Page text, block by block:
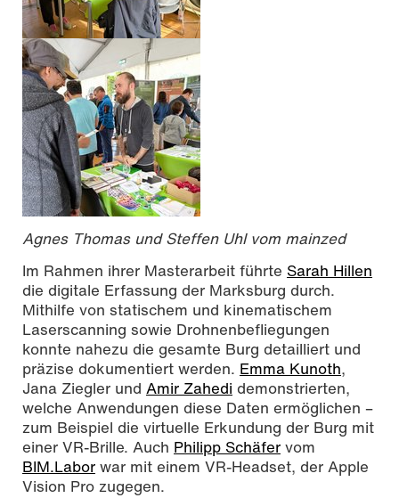
Agnes Thomas und Steffen Uhl vom mainzed
Im Rahmen ihrer Masterarbeit führte Sarah Hillen
die digitale Erfassung der Marksburg durch.
Mithilfe von statischem und kinematischem
Laserscanning sowie Drohnenbefliegungen
konnte nahezu die gesamte Burg detailliert und
präzise dokumentiert werden. Emma Kunoth,
Jana Ziegler und Amir Zahedi demonstrierten,
welche Anwendungen diese Daten ermöglichen –
zum Beispiel die virtuelle Erkundung der Burg mit
einer VR-Brille. Auch Philipp Schäfer vom
BIM.Labor war mit einem VR-Headset, der Apple
Vision Pro zugegen.